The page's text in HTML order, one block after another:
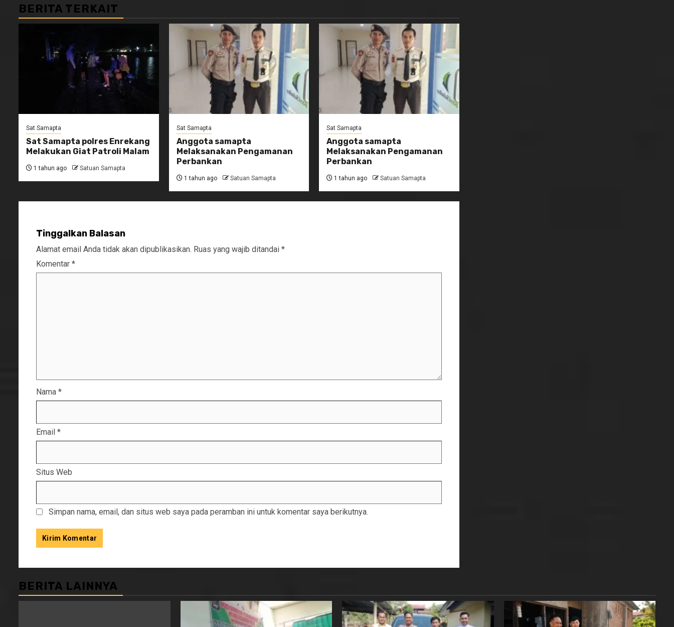
BERITA TERKAIT
Sat Samapta
Sat Samapta polres Enrekang
Melakukan Giat Patroli Malam
1 tahun ago Satuan Samapta
Sat Samapta
Anggota samapta
Melaksanakan Pengamanan
Perbankan
1 tahun ago Satuan Samapta
Sat Samapta
Anggota samapta
Melaksanakan Pengamanan
Perbankan
1 tahun ago Satuan Samapta
Tinggalkan Balasan
Alamat email Anda tidak akan dipublikasikan. Ruas yang wajib ditandai *
Komentar *
Nama *
Email *
Situs Web
Simpan nama, email, dan situs web saya pada peramban ini untuk komentar saya berikutnya.
BERITA LAINNYA